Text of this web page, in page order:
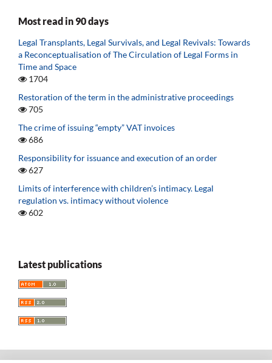
Most read in 90 days
Legal Transplants, Legal Survivals, and Legal Revivals: Towards
a Reconceptualisation of The Circulation of Legal Forms in
Time and Space
1704
Restoration of the term in the administrative proceedings
705
The crime of issuing “empty” VAT invoices
686
Responsibility for issuance and execution of an order
627
Limits of interference with children’s intimacy. Legal
regulation vs. intimacy without violence
602
Latest publications